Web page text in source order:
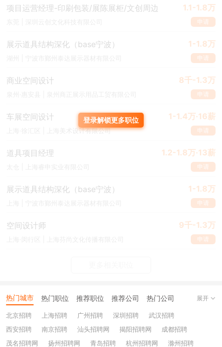
项目运营经理-印刷包装/展陈展柜/文创周边 1.1-1.8万
申请
展示道具结构深化（base宁波） 1-1.8万
申请
商业空间设计 8千-1.3万
申请
车展空间设计 1-1.4万·16薪
上海·徐汇区 | 上海美术设计有限公司 申请
道具项目经理 1.2-1.8万·13薪
申请
展示道具结构深化（base宁波） 1-1.8万
申请
空间设计师 9千-1.3万
申请
登录解锁更多职位
热门城市 热门职位 推荐职位 推荐公司 热门公司
北京招聘 上海招聘 广州招聘 深圳招聘
武汉招聘
西安招聘
南京招聘 汕头招聘网 揭阳招聘网
成都招聘
茂名招聘网
扬州招聘网 青岛招聘 杭州招聘网 滁州招聘
展开